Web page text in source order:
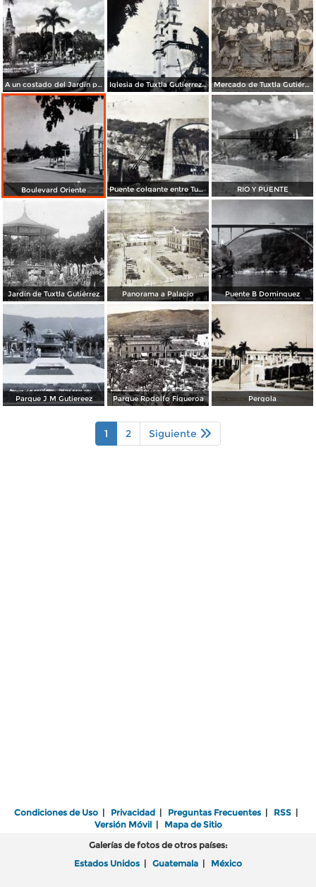
A un costado del Jardin principal.. Iglesia de Tuxtla Gutierrez Chiapas Mercado de Tuxtla Gutiérrez
Boulevard Oriente Puente colgante entre Tuxtla Gutierrez y Chiapa de Corzo RIO Y PUENTE
Jardín de Tuxtla Gutiérrez Panorama a Palacio Puente B Dominguez
Parque J M Gutiereez Parque Rodolfo Figueroa Pergola
1 2 Siguiente
Condiciones de Uso | Privacidad | Preguntas Frecuentes | RSS |
Versión Móvil| Mapa de Sitio
Galerías de fotos de otros países:
Estados Unidos | Guatemala | México